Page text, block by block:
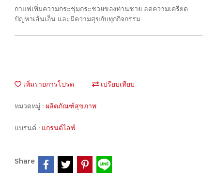
กาแฟเพิ่มความกระชุ่มกระชวยของท่านชาย ลดความเครียด
ปัญหาเส้นเอ็น และมีความสุขกับทุกกิจกรรม
เพิ่มรายการโปรด เปรียบเทียบ
หมวดหมู่ : ผลิตภัณฑ์สุขภาพ
แบรนด์ : แกรนด์ไลฟ์
Share